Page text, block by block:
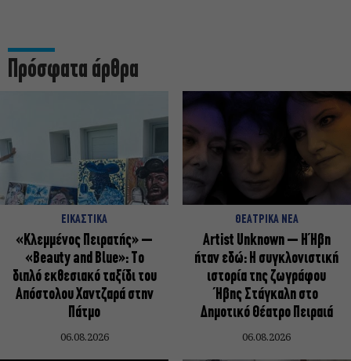
Πρόσφατα άρθρα
ΕΙΚΑΣΤΙΚΑ
«Κλεμμένος Πειρατής» –
«Beauty and Blue»: Το
διπλό εκθεσιακό ταξίδι του
Απόστολου Χαντζαρά στην
Πάτμο
06.08.2026
ΘΕΑΤΡΙΚΑ ΝΕΑ
Artist Unknown – Η Ήβη
ήταν εδώ: Η συγκλονιστική
ιστορία της ζωγράφου
Ήβης Στάγκαλη στο
Δημοτικό Θέατρο Πειραιά
06.08.2026